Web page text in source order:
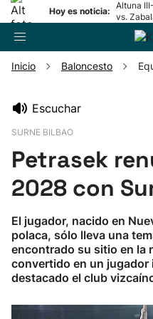
Hoy es noticia:
Altuna
vs.
Zabaleta
Pelota
Remo
Baloncesto
Inicio Baloncesto
Escuchar
SURNE BILBAO
Petrasek
2028 con
El jugador, nacido en
polaca, sólo lleva una
encontrado su sitio en la
convertido en un jugador
destacado el club